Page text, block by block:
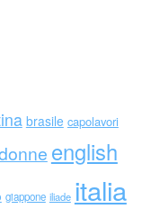
brasile capolavori
english
giappone iliade italia